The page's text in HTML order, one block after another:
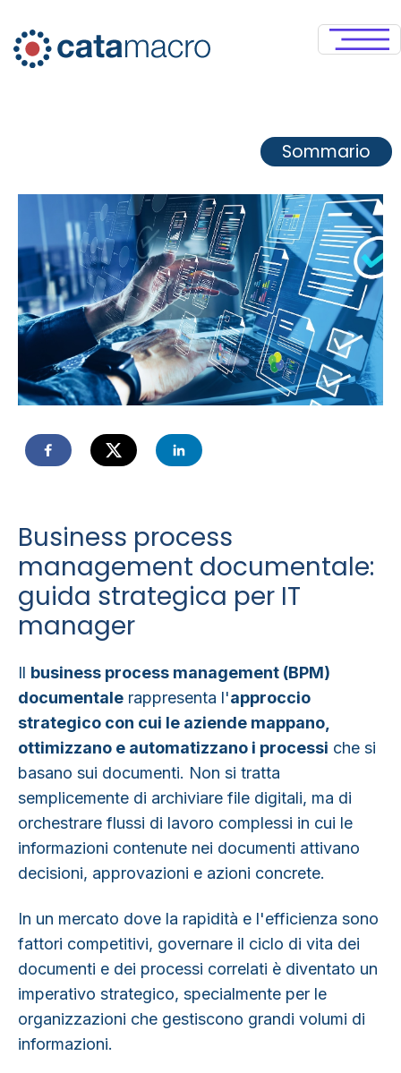
Sommario
Business process
management documentale:
guida strategica per IT
manager
Il business process management (BPM)
documentale rappresenta l'approccio
strategico con cui le aziende mappano,
ottimizzano e automatizzano i processi che si
basano sui documenti. Non si tratta
semplicemente di archiviare file digitali, ma di
orchestrare flussi di lavoro complessi in cui le
informazioni contenute nei documenti attivano
decisioni, approvazioni e azioni concrete.
In un mercato dove la rapidità e l'efficienza sono
fattori competitivi, governare il ciclo di vita dei
documenti e dei processi correlati è diventato un
imperativo strategico, specialmente per le
organizzazioni che gestiscono grandi volumi di
informazioni.